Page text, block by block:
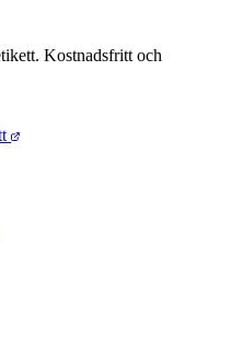
Kostnadsfritt och